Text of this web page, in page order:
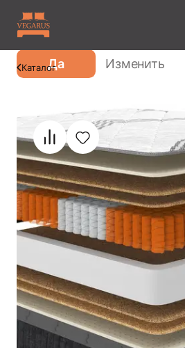
Ваш город
Да Изменить
Каталог